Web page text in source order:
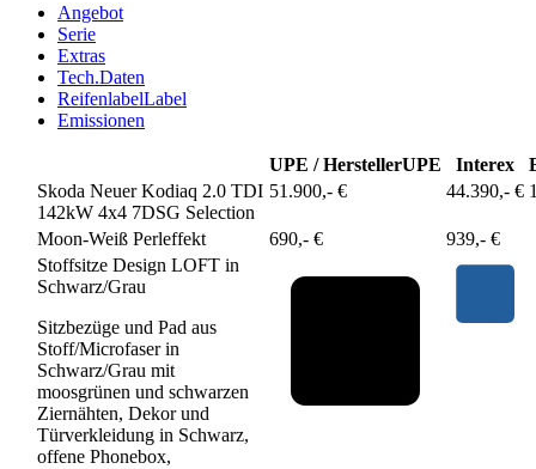
Angebot
Serie
Extras
Tech.Daten
ReifenlabelLabel
Emissionen
UPE / HerstellerUPE Interex
Skoda Neuer Kodiaq 2.0 TDI
142kW 4x4 7DSG Selection
51.900,- € 44.390,- €
Moon-Weiß Perleffekt 690,- €
939,- €
Stoffsitze Design LOFT in
Schwarz/Grau
Sitzbezüge und Pad aus
Stoff/Microfaser in
Schwarz/Grau mit
moosgrünen und schwarzen
Ziernähten, Dekor und
Türverkleidung in Schwarz,
offene Phonebox,